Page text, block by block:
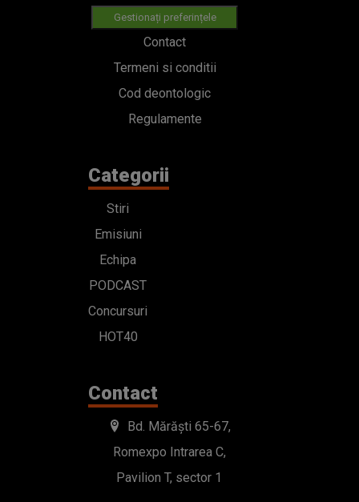
Gestionați preferințele
Contact
Termeni si conditii
Cod deontologic
Regulamente
Categorii
Stiri
Emisiuni
Echipa
PODCAST
Concursuri
HOT40
Contact
Bd. Mărăști 65-67,
Romexpo Intrarea C,
Pavilion T, sector 1